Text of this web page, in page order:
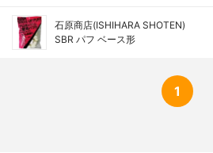
石原商店(ISHIHARA SHOTEN)
SBR パフ ベース形
1